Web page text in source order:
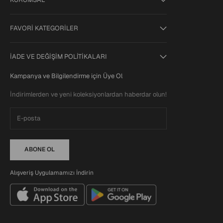
FAVORİ KATEGORİLER
İADE VE DEĞİŞİM POLİTİKALARI
Kampanya ve Bilgilendirme için Üye Ol
İndirimlerden ve yeni koleksiyonlardan haberdar olun!
ABONE OL
Alışveriş Uygulamamızı İndirin